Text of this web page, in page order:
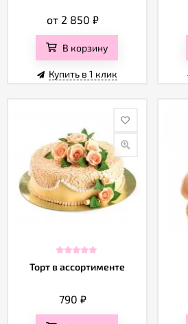
от 2 850₽
В корзину
Купить в 1 клик
Торт в ассортименте
790₽